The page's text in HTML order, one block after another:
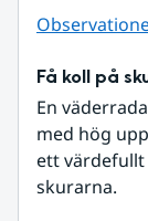
Få koll på
En
med hög
ett värdefullt
skurarna.